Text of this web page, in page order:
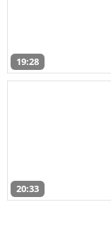
19:28
20:33